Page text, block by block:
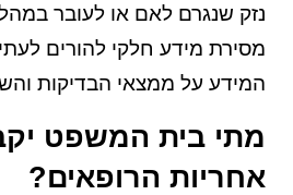
נזק שנגרם לאם או לעובר
מסירת מידע חלקי להורים
המידע על ממצאי הבדיקות
מתי בית המשפט
אחריות הרופאים?